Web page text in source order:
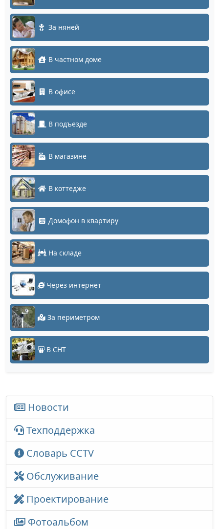
За няней
В частном доме
В офисе
В подъезде
В магазине
В коттедже
Домофон в квартиру
На складе
Через интернет
За периметром
В СНТ
Новости
Техподдержка
Словарь CCTV
Обслуживание
Проектирование
Фотоальбом